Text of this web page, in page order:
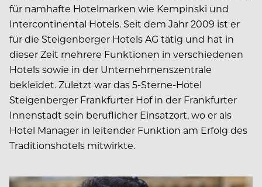
für namhafte Hotelmarken wie Kempinski und
Intercontinental Hotels. Seit dem Jahr 2009 ist er
für die Steigenberger Hotels AG tätig und hat in
dieser Zeit mehrere Funktionen in verschiedenen
Hotels sowie in der Unternehmenszentrale
bekleidet. Zuletzt war das 5-Sterne-Hotel
Steigenberger Frankfurter Hof in der Frankfurter
Innenstadt sein beruflicher Einsatzort, wo er als
Hotel Manager in leitender Funktion am Erfolg des
Traditionshotels mitwirkte.